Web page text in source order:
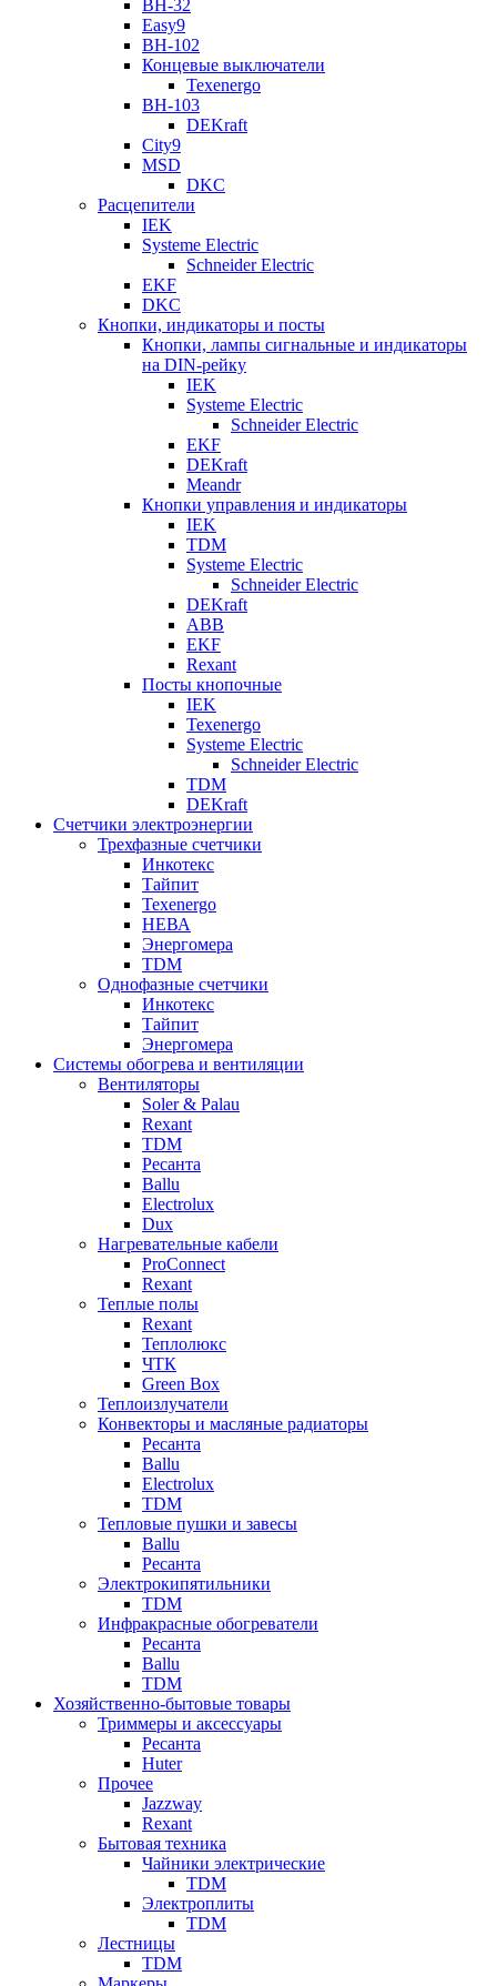
ВН-32
Easy9
ВН-102
Концевые выключатели
Texenergo
ВН-103
DEKraft
City9
MSD
DKC
Расцепители
IEK
Systeme Electric
Schneider Electric
EKF
DKC
Кнопки, индикаторы и посты
Кнопки, лампы сигнальные и индикаторы
на DIN-рейку
IEK
Systeme Electric
Schneider Electric
EKF
DEKraft
Meandr
Кнопки управления и индикаторы
IEK
TDM
Systeme Electric
Schneider Electric
DEKraft
ABB
EKF
Rexant
Посты кнопочные
IEK
Texenergo
Systeme Electric
Schneider Electric
TDM
DEKraft
Счетчики электроэнергии
Трехфазные счетчики
Инкотекс
Тайпит
Texenergo
НЕВА
Энергомера
TDM
Однофазные счетчики
Инкотекс
Тайпит
Энергомера
Системы обогрева и вентиляции
Вентиляторы
Soler & Palau
Rexant
TDM
Ресанта
Ballu
Electrolux
Dux
Нагревательные кабели
ProConnect
Rexant
Теплые полы
Rexant
Теплолюкс
ЧТК
Green Box
Теплоизлучатели
Конвекторы и масляные радиаторы
Ресанта
Ballu
Electrolux
TDM
Тепловые пушки и завесы
Ballu
Ресанта
Электрокипятильники
TDM
Инфракрасные обогреватели
Ресанта
Ballu
TDM
Хозяйственно-бытовые товары
Триммеры и аксессуары
Ресанта
Huter
Прочее
Jazzway
Rexant
Бытовая техника
Чайники электрические
TDM
Электроплиты
TDM
Лестницы
TDM